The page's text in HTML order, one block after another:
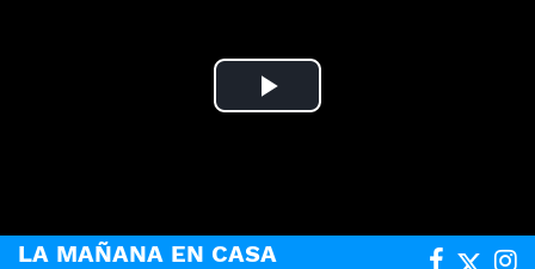
Play
LA MAÑANA EN CASA